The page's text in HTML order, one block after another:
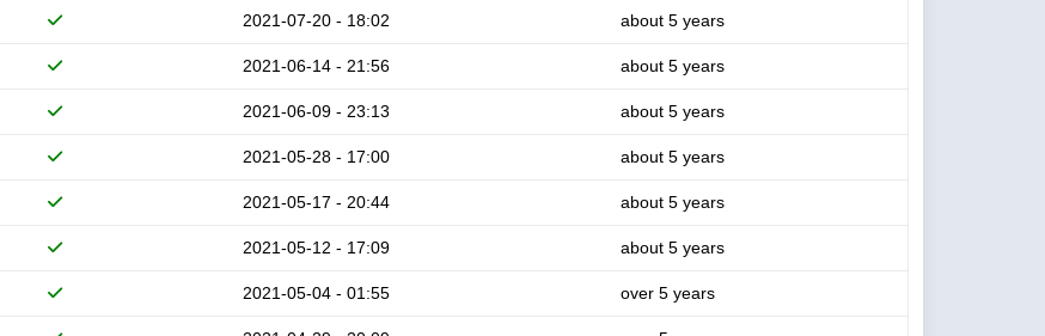
2021-07-20 - 18:02 about 5 years
2021-06-14 - 21:56 about 5 years
2021-06-09 - 23:13 about 5 years
2021-05-28 - 17:00 about 5 years
2021-05-17 - 20:44 about 5 years
2021-05-12 - 17:09 about 5 years
2021-05-04 - 01:55 over 5 years